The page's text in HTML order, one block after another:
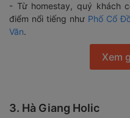
- Từ homestay, quý khách
điểm nổi tiếng như Phố Cổ
Văn.
Xem
3. Hà Giang Holic